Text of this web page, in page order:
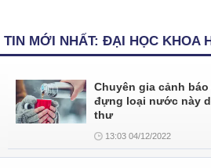
TIN MỚI NHẤT: ĐẠI HỌC KHOA
Chuyên gia cảnh
đựng loại nước này
thư
13:03 04/12/2022